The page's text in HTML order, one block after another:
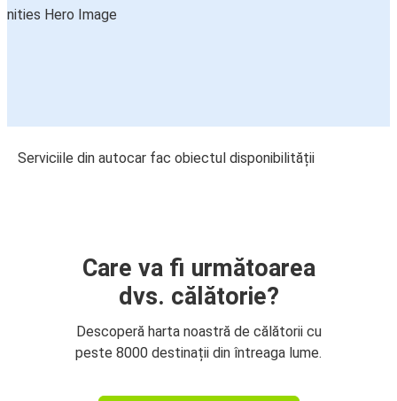
Serviciile din autocar fac obiectul disponibilității
Care va fi următoarea
dvs. călătorie?
Descoperă harta noastră de călătorii cu
peste 8000 destinații din întreaga lume.